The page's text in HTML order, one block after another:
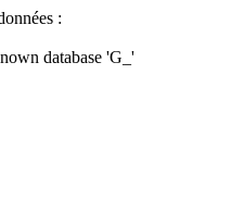
:
database 'G_'